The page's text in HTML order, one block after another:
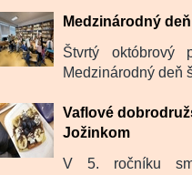
Medzinárodný
Štvrtý októbrový
Medzinárodný deň
Vaflové
Jožinkom
V 5. ročníku